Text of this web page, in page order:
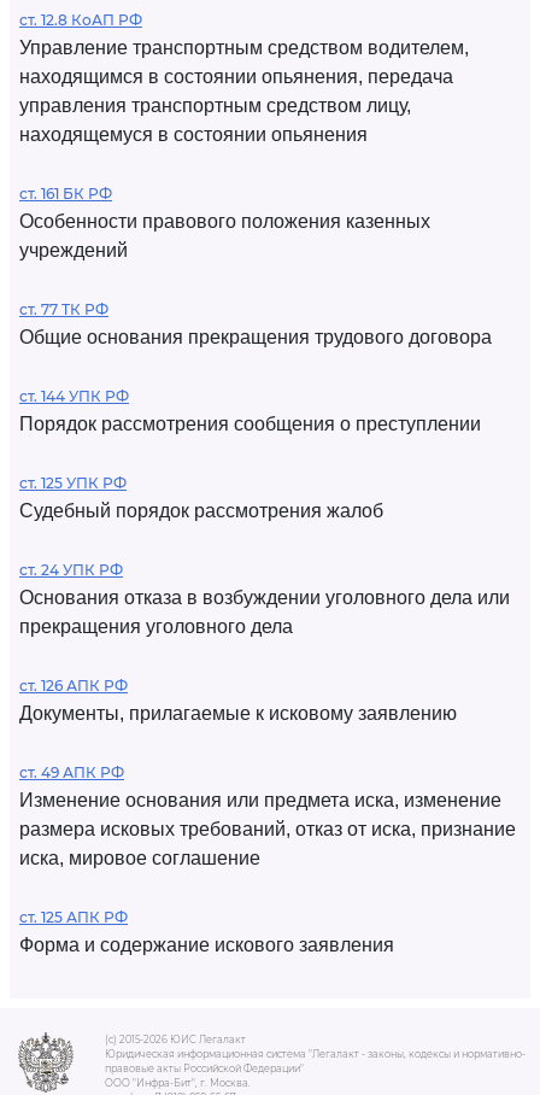
ст. 12.8 КоАП РФ
Управление транспортным средством водителем,
находящимся в состоянии опьянения, передача
управления транспортным средством лицу,
находящемуся в состоянии опьянения
ст. 161 БК РФ
Особенности правового положения казенных
учреждений
ст. 77 ТК РФ
Общие основания прекращения трудового договора
ст. 144 УПК РФ
Порядок рассмотрения сообщения о преступлении
ст. 125 УПК РФ
Судебный порядок рассмотрения жалоб
ст. 24 УПК РФ
Основания отказа в возбуждении уголовного дела или
прекращения уголовного дела
ст. 126 АПК РФ
Документы, прилагаемые к исковому заявлению
ст. 49 АПК РФ
Изменение основания или предмета иска, изменение
размера исковых требований, отказ от иска, признание
иска, мировое соглашение
ст. 125 АПК РФ
Форма и содержание искового заявления
(c) 2015-2026 ЮИС Легалакт
Юридическая информационная система "Легалакт - законы, кодексы и нормативно-
правовые акты Российской Федерации"
ООО "Инфра-Бит", г. Москва.